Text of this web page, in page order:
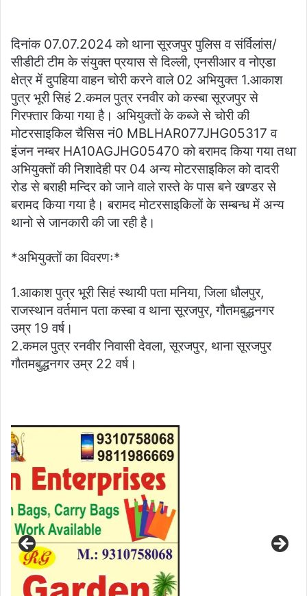
दिनांक 07.07.2024 को थाना सूरजपुर पुलिस व संर्विलांस/
सीडीटी टीम के संयुक्त प्रयास से दिल्ली, एनसीआर व नोएडा
क्षेत्र में दुपहिया वाहन चोरी करने वाले 02 अभियुक्त 1.आकाश
पुत्र भूरी सिहं 2.कमल पुत्र रनवीर को कस्बा सूरजपुर से
गिरफ्तार किया गया है। अभियुक्तों के कब्जे से चोरी की
मोटरसाइकिल चैसिस नं0 MBLHAR077JHG05317 व
इंजन नम्बर HA10AGJHG05470 को बरामद किया गया तथा
अभियुक्तों की निशादेही पर 04 अन्य मोटरसाइकिल को दादरी
रोड से बराही मन्दिर को जाने वाले रास्ते के पास बने खण्डर से
बरामद किया गया है। बरामद मोटरसाइकिलों के सम्बन्ध में अन्य
थानो से जानकारी की जा रही है।
*अभियुक्तों का विवरणः*
1.आकाश पुत्र भूरी सिहं स्थायी पता मनिया, जिला धौलपुर,
राजस्थान वर्तमान पता कस्बा व थाना सूरजपुर, गौतमबुद्धनगर
उम्र 19 वर्ष।
2.कमल पुत्र रनवीर निवासी देवला, सूरजपुर, थाना सूरजपुर
गौतमबुद्धनगर उम्र 22 वर्ष।